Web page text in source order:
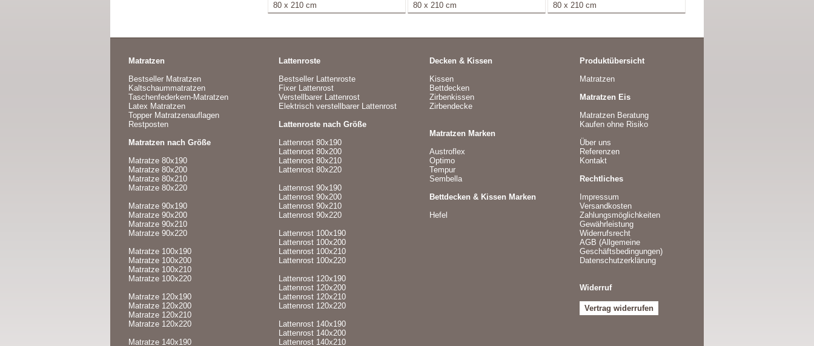
80 x 210 cm 80 x 210 cm 80 x 210 cm
Matratzen
Bestseller Matratzen
Kaltschaummatratzen
Taschenfederkern-Matratzen
Latex Matratzen
Topper Matratzenauflagen
Restposten
Matratzen nach Größe
Matratze 80x190
Matratze 80x200
Matratze 80x210
Matratze 80x220
Matratze 90x190
Matratze 90x200
Matratze 90x210
Matratze 90x220
Matratze 100x190
Matratze 100x200
Matratze 100x210
Matratze 100x220
Matratze 120x190
Matratze 120x200
Matratze 120x210
Matratze 120x220
Matratze 140x190
Lattenroste
Bestseller Lattenroste
Fixer Lattenrost
Verstellbarer Lattenrost
Elektrisch verstellbarer Lattenrost
Lattenroste nach Größe
Lattenrost 80x190
Lattenrost 80x200
Lattenrost 80x210
Lattenrost 80x220
Lattenrost 90x190
Lattenrost 90x200
Lattenrost 90x210
Lattenrost 90x220
Lattenrost 100x190
Lattenrost 100x200
Lattenrost 100x210
Lattenrost 100x220
Lattenrost 120x190
Lattenrost 120x200
Lattenrost 120x210
Lattenrost 120x220
Lattenrost 140x190
Lattenrost 140x200
Lattenrost 140x210
Decken & Kissen
Kissen
Bettdecken
Zirbenkissen
Zirbendecke
Matratzen Marken
Austroflex
Optimo
Tempur
Sembella
Bettdecken & Kissen Marken
Hefel
Produktübersicht
Matratzen
Matratzen Eis
Matratzen Beratung
Kaufen ohne Risiko
Über uns
Referenzen
Kontakt
Rechtliches
Impressum
Versandkosten
Zahlungsmöglichkeiten
Gewährleistung
Widerrufsrecht
AGB (Allgemeine
Geschäftsbedingungen)
Datenschutzerklärung
Widerruf
Vertrag widerrufen